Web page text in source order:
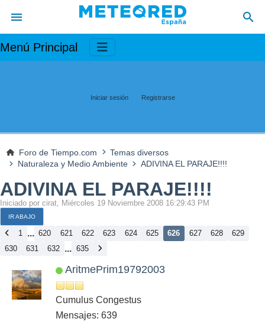
Menú Principal
Iniciar sesión Registrarse
Foro de Tiempo.com
Temas diversos
Naturaleza y Medio Ambiente
ADIVINA EL PARAJE!!!!
ADIVINA EL PARAJE!!!!
Iniciado por cirat, Miércoles 19 Noviembre 2008 16:29:43 PM
IR ABAJO
1 ... 620 621 622 623 624 625 626 627 628
629
630
631 632 ... 635
AritmePrim19792003
Cumulus Congestus
Mensajes: 639